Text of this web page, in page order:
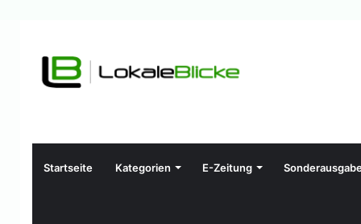
Startseite Kategorien E-Zeitung